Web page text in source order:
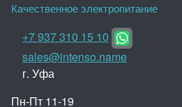
Качественное электропитание
+7 937 310 15 10
sales@intenso.name
г. Уфа
Пн-Пт 11-19